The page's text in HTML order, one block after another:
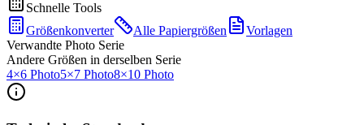
Schnelle Tools
Größenkonverter
Alle Papiergrößen
Vorlagen
Verwandte Photo Serie
Andere Größen in derselben Serie
4×6 Photo5×7 Photo8×10 Photo